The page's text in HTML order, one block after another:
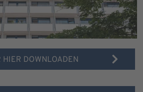
HIER DOWNLOADEN